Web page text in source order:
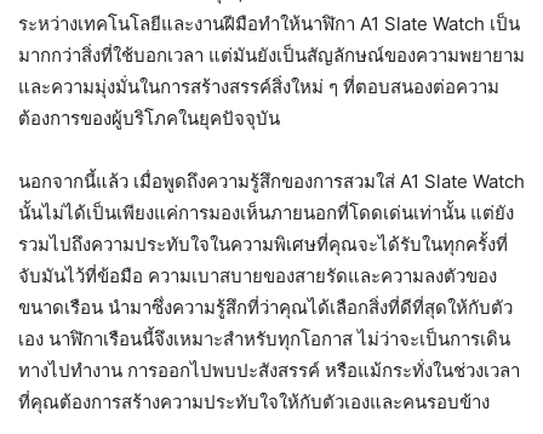
ระหว่างเทคโนโลยีและงานฝีมือทำให้นาฬิกา A1 Slate Watch เป็น
มากกว่าสิ่งที่ใช้บอกเวลา แต่มันยังเป็นสัญลักษณ์ของความพยายาม
และความมุ่งมั่นในการสร้างสรรค์สิ่งใหม่ ๆ ที่ตอบสนองต่อความ
ต้องการของผู้บริโภคในยุคปัจจุบัน
นอกจากนี้แล้ว เมื่อพูดถึงความรู้สึกของการสวมใส่ A1 Slate Watch
นั้นไม่ได้เป็นเพียงแค่การมองเห็นภายนอกที่โดดเด่นเท่านั้น แต่ยัง
รวมไปถึงความประทับใจในความพิเศษที่คุณจะได้รับในทุกครั้งที่
จับมันไว้ที่ข้อมือ ความเบาสบายของสายรัดและความลงตัวของ
ขนาดเรือน นำมาซึ่งความรู้สึกที่ว่าคุณได้เลือกสิ่งที่ดีที่สุดให้กับตัว
เอง นาฬิกาเรือนนี้จึงเหมาะสำหรับทุกโอกาส ไม่ว่าจะเป็นการเดิน
ทางไปทำงาน การออกไปพบปะสังสรรค์ หรือแม้กระทั่งในช่วงเวลา
ที่คุณต้องการสร้างความประทับใจให้กับตัวเองและคนรอบข้าง